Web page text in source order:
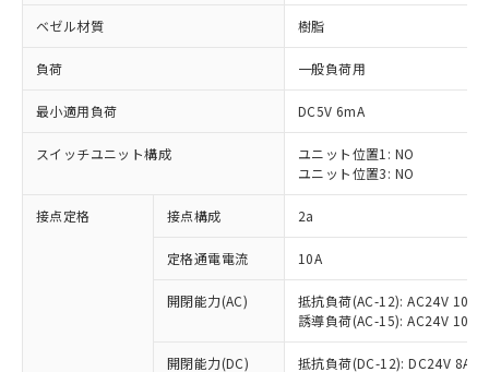
ベゼル材質 樹脂
負荷 一般負荷用
最小適用負荷 DC5V 6mA
スイッチユニット構成
ユニット位置1: NO
ユニット位置3: NO
接点定格 接点構成 2a
定格通電電流 10A
開閉能力(AC)
抵抗負荷(AC-12): AC24V 10A/
誘導負荷(AC-15): AC24V
開閉能力(DC) 抵抗負荷(DC-12): DC24V 8A/
ご利用条件
※1 対応状況
対応済み：EU RoHS指令（10物質）の
非含有に対応した製品が提供可能な商品で
対応予定：EU RoHS指令（10物質）の非含
有に対応した製品に切り替える予定のある